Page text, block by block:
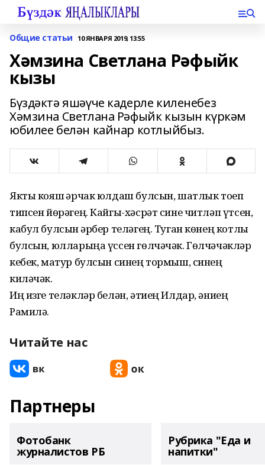
Общие статьи 10 ЯНВАРЯ 2019, 13:55
Хәмзина Светлана Рәфыйк
кызы
Бүздәктә яшәүче кадерле киленебез
Хәмзина Светлана Рәфыйк кызын күркәм
юбилее белән кайнар котлыйбыз.
Якты кояш һәрчак юлдаш булсын, шатлык тоеп
типсен йөрәгең. Кайгы-хәсрәт сине читләп үтсен,
кабул булсын һәрбер теләгең. Туган көнең котлы
булсын, юлларыңа үссен гөлчәчәк. Гөлчәчәкләр
кебек, матур булсын синең тормыш, синең
киләчәк.
Иң изге теләкләр белән, әтиең Илдар, әниең
Рамилә.
Читайте нас
Партнеры
Фотобанк
журналистов РБ
Рубрика "Еда и
напитки"